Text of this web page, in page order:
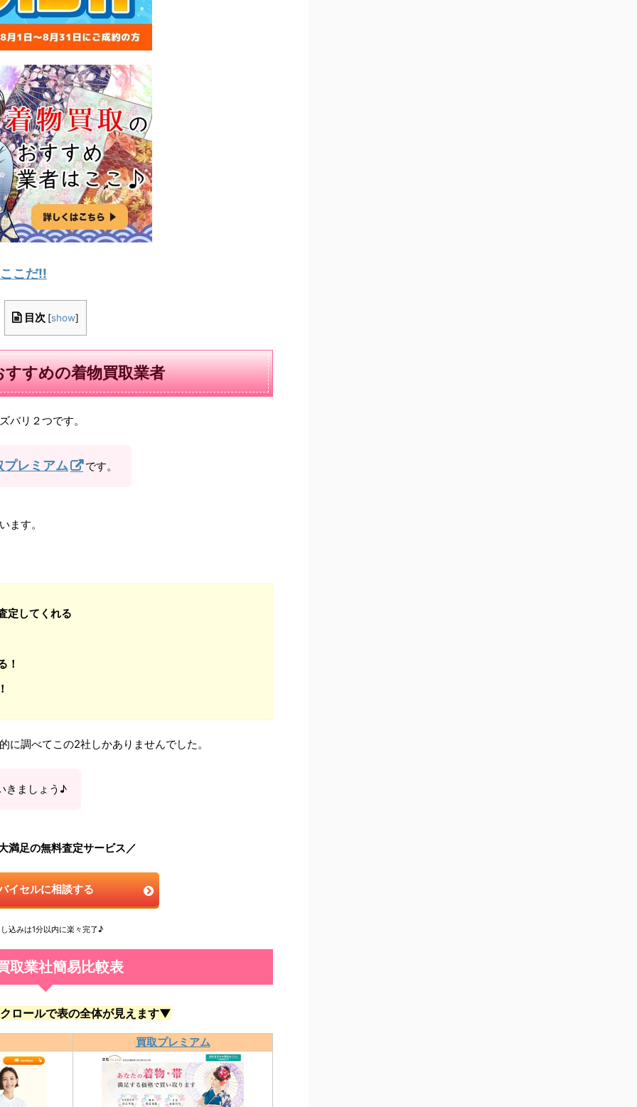
こだ!!
目次 [show]
すすめの着物買取業者
バリ２つです。
プレミアム です。
ます。
定してくれる
！
に調べてこの2社しかありませんでした。
きましょう♪
満足の無料査定サービス／
イセルに相談する
込みは1分以内に楽々完了♪
取業社簡易比較表
ロールで表の全体が見えます▼
買取プレミアム